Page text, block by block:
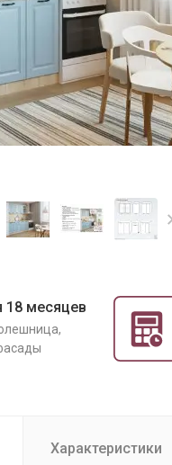
18 месяцев
Характеристики